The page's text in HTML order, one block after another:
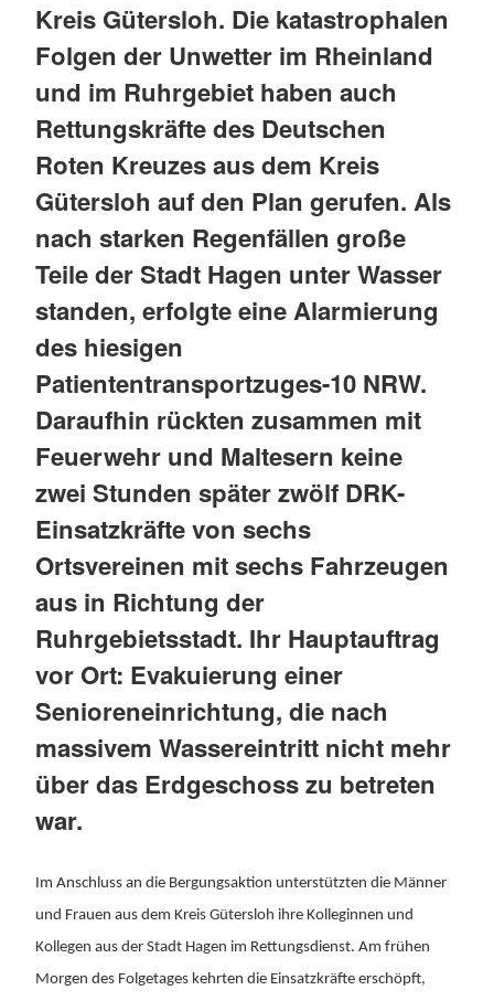
Kreis Gütersloh. Die katastrophalen
Folgen der Unwetter im Rheinland
und im Ruhrgebiet haben auch
Rettungskräfte des Deutschen
Roten Kreuzes aus dem Kreis
Gütersloh auf den Plan gerufen. Als
nach starken Regenfällen große
Teile der Stadt Hagen unter Wasser
standen, erfolgte eine Alarmierung
des hiesigen
Patiententransportzuges-10 NRW.
Daraufhin rückten zusammen mit
Feuerwehr und Maltesern keine
zwei Stunden später zwölf DRK-
Einsatzkräfte von sechs
Ortsvereinen mit sechs Fahrzeugen
aus in Richtung der
Ruhrgebietsstadt. Ihr Hauptauftrag
vor Ort: Evakuierung einer
Senioreneinrichtung, die nach
massivem Wassereintritt nicht mehr
über das Erdgeschoss zu betreten
war.
Im Anschluss an die Bergungsaktion unterstützten die Männer
und Frauen aus dem Kreis Gütersloh ihre Kolleginnen und
Kollegen aus der Stadt Hagen im Rettungsdienst. Am frühen
Morgen des Folgetages kehrten die Einsatzkräfte erschöpft,